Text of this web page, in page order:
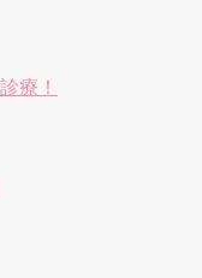
療！